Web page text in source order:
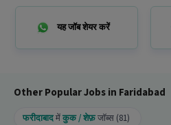
है।
इस Chef job के लिए apply
openings उपलब्ध हैं।
यह जॉब शेयर करें
Other Popular Jobs in Faridabad
फरीदाबादमेंकुक / शेफ़जॉब्स (81)